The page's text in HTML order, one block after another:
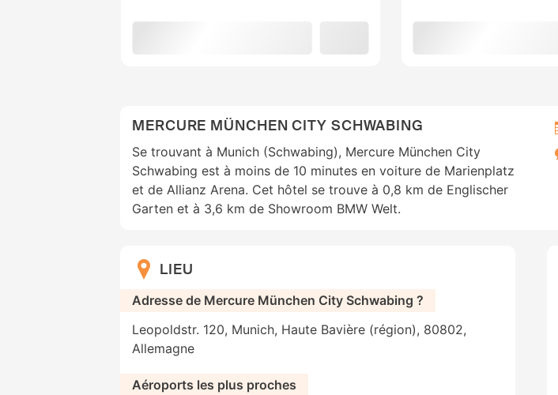
MERCURE MÜNCHEN CITY SCHWABING
Se trouvant à Munich (Schwabing), Mercure München City
Schwabing est à moins de 10 minutes en voiture de Marienplatz
et de Allianz Arena. Cet hôtel se trouve à 0,8 km de Englischer
Garten et à 3,6 km de Showroom BMW Welt.
LIEU
Adresse de Mercure München City Schwabing ?
Leopoldstr. 120, Munich, Haute Bavière (région), 80802,
Allemagne
Aéroports les plus proches